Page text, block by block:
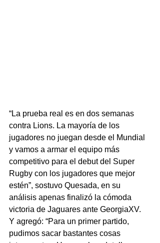
“La prueba real es en dos semanas
contra Lions. La mayoría de los
jugadores no juegan desde el Mundial
y vamos a armar el equipo más
competitivo para el debut del Super
Rugby con los jugadores que mejor
estén”, sostuvo Quesada, en su
análisis apenas finalizó la cómoda
victoria de Jaguares ante GeorgiaXV.
Y agregó: “Para un primer partido,
pudimos sacar bastantes cosas